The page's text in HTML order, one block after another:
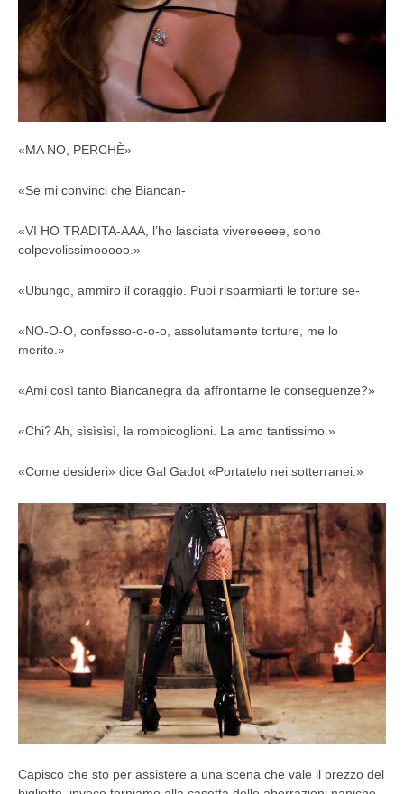
«MA NO, PERCHÈ»
«Se mi convinci che Biancan-
«VI HO TRADITA-AAA, l’ho lasciata vivereeeee, sono
colpevolissimooooo.»
«Ubungo, ammiro il coraggio. Puoi risparmiarti le torture se-
«NO-O-O, confesso-o-o-o, assolutamente torture, me lo
merito.»
«Ami così tanto Biancanegra da affrontarne le conseguenze?»
«Chi? Ah, sìsìsìsì, la rompicoglioni. La amo tantissimo.»
«Come desideri» dice Gal Gadot «Portatelo nei sotterranei.»
Capisco che sto per assistere a una scena che vale il prezzo del